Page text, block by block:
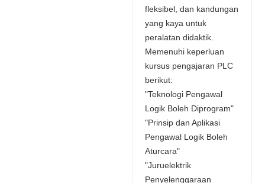
fleksibel, dan kandungan
yang kaya untuk
peralatan didaktik.
Memenuhi keperluan
kursus pengajaran PLC
berikut:
"Teknologi Pengawal
Logik Boleh Diprogram"
"Prinsip dan Aplikasi
Pengawal Logik Boleh
Aturcara"
"Juruelektrik
Penyelenggaraan